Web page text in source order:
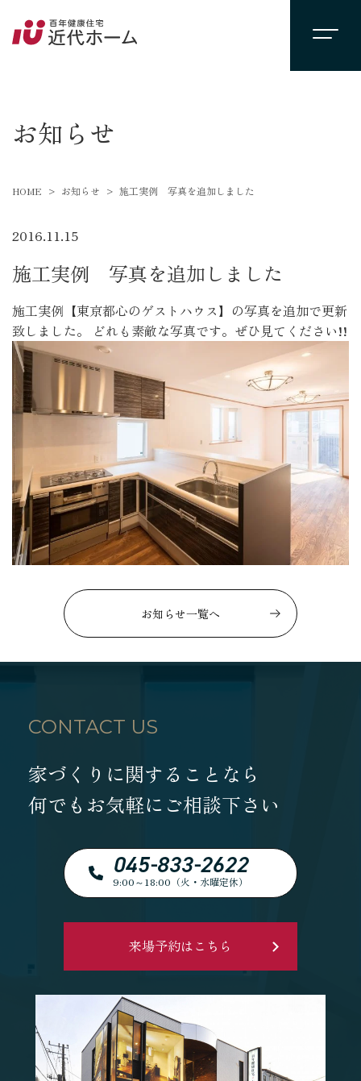
お知らせ
HOME お知らせ 施工実例 写真を追加しました
2016.11.15
施工実例 写真を追加しました
施工実例【東京都心のゲストハウス】の写真を追加で更新
致しました。 どれも素敵な写真です。ぜひ見てください!!
お知らせ一覧へ
CONTACT US
家づくりに関することなら
何でもお気軽にご相談下さい
045-833-2622
9:00～18:00（火・水曜定休）
来場予約はこちら